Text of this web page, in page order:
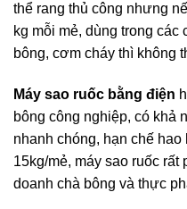
thể rang thủ công nhưng
kg mỗi mẻ, dùng trong
bông, cơm cháy thì không
Máy sao ruốc bằng điện
bông công nghiệp, có khả
nhanh chóng, hạn chế
15kg/mẻ, máy sao ruốc
doanh chà bông và thực